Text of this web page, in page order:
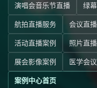
演唱会音乐节直播
绿
航拍直播服务
会议直
活动直播案例
照片直
展会影像案例
医学会
案例中心首页